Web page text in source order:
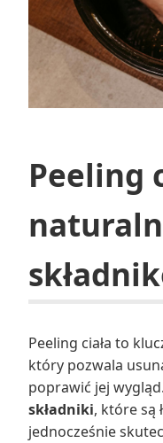
Peeling
Peeling ciała to
który pozwala
poprawić jej
składniki, które są
jednocześnie